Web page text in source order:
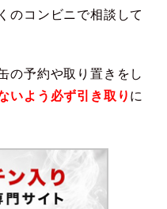
のコンビニで相談して
の予約や取り置きをし
いよう必ず引き取り に